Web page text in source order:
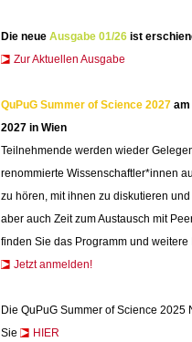
Die neue Ausgabe 01/26 ist
Zur Aktuellen Ausgabe
QuPuG Summer of Science 2027 am
2027 in Wien
Teilnehmende werden wieder
renommierte Wissenschaftler*innen
zu hören, mit ihnen zu diskutieren
aber auch Zeit zum Austausch mit
finden Sie das Programm und weitere
Jetzt anmelden!
Die QuPuG Summer of Science 2025
Sie
HIER